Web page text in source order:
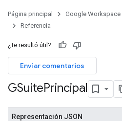
Página principal Google Workspace
Referencia
¿Te resultó útil?
Enviar comentarios
GSuitePrincipal
Representación JSON